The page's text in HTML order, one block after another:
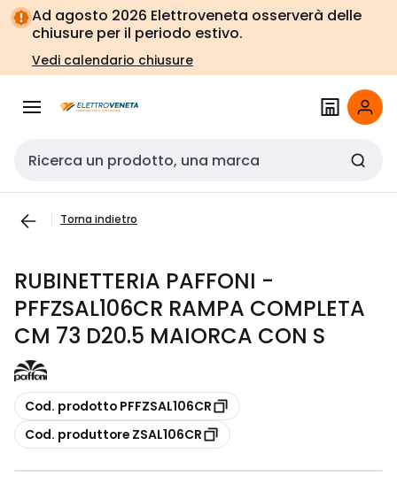
Vai alla
navigazione
Vai
alla
pagina
Ad agosto 2026 Elettroveneta osserverà delle
chiusure per il periodo estivo.
Vedi calendario chiusure
Cerca input
Torna indietro
RUBINETTERIA PAFFONI -
PFFZSAL106CR RAMPA COMPLETA
CM 73 D20.5 MAIORCA CON S
copia
Cod. prodotto PFFZSAL106CR
copia
Cod. produttore ZSAL106CR